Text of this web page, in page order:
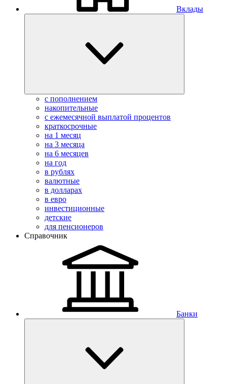
Вклады
с пополнением
накопительные
с ежемесячной выплатой процентов
краткосрочные
на 1 месяц
на 3 месяца
на 6 месяцев
на год
в рублях
валютные
в долларах
в евро
инвестиционные
детские
для пенсионеров
Справочник
Банки